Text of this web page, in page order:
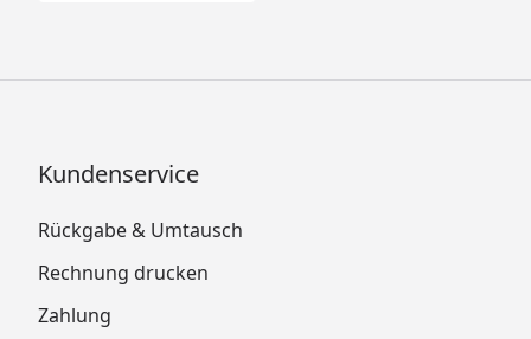
Kundenservice
Rückgabe & Umtausch
Rechnung drucken
Zahlung